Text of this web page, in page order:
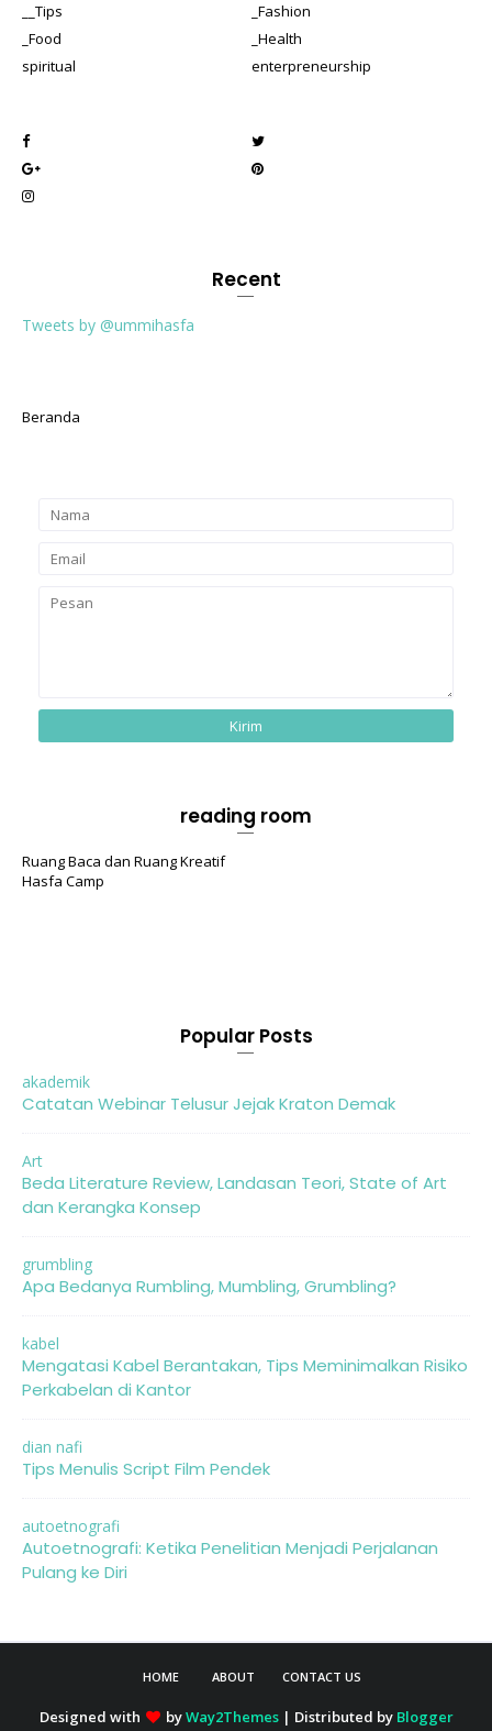
__Tips
_Fashion
_Food
_Health
spiritual
enterpreneurship
Recent
Tweets by @ummihasfa
Beranda
reading room
Ruang Baca dan Ruang Kreatif
Hasfa Camp
Popular Posts
akademik
Catatan Webinar Telusur Jejak Kraton Demak
Art
Beda Literature Review, Landasan Teori, State of Art
dan Kerangka Konsep
grumbling
Apa Bedanya Rumbling, Mumbling, Grumbling?
kabel
Mengatasi Kabel Berantakan, Tips Meminimalkan Risiko
Perkabelan di Kantor
dian nafi
Tips Menulis Script Film Pendek
autoetnografi
Autoetnografi: Ketika Penelitian Menjadi Perjalanan
Pulang ke Diri
HOME ABOUT CONTACT US
Designed with byWay2Themes| Distributed by Blogger